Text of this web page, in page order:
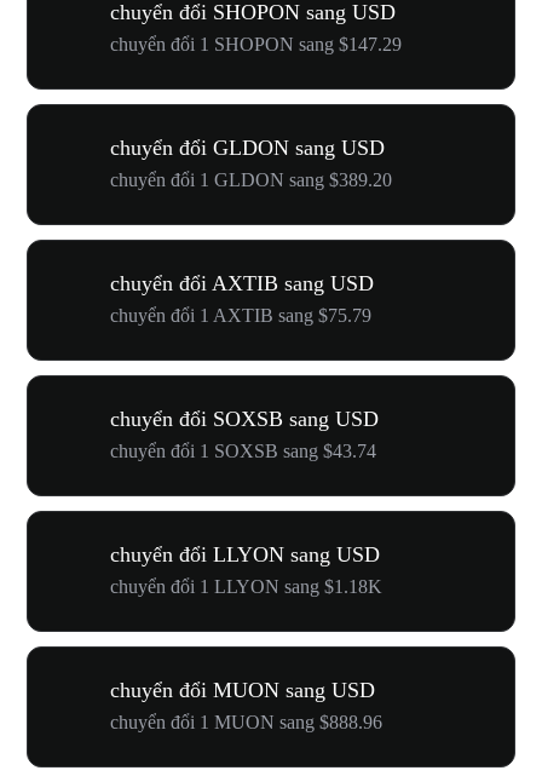
chuyển đổi SHOPON sang USD
chuyển đổi 1 SHOPON sang $147.29
chuyển đổi GLDON sang USD
chuyển đổi 1 GLDON sang $389.20
chuyển đổi AXTIB sang USD
chuyển đổi 1 AXTIB sang $75.79
chuyển đổi SOXSB sang USD
chuyển đổi 1 SOXSB sang $43.74
chuyển đổi LLYON sang USD
chuyển đổi 1 LLYON sang $1.18K
chuyển đổi MUON sang USD
chuyển đổi 1 MUON sang $888.96